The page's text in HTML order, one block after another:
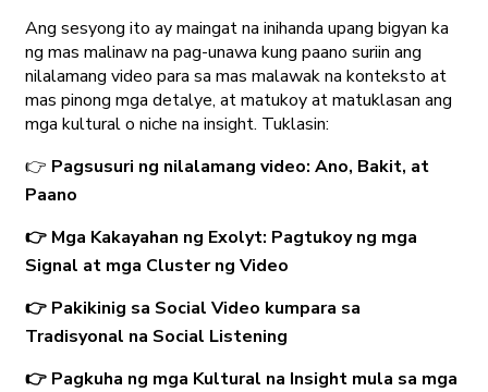
Ang sesyong ito ay maingat na inihanda upang bigyan ka
ng mas malinaw na pag-unawa kung paano suriin ang
nilalamang video para sa mas malawak na konteksto at
mas pinong mga detalye, at matukoy at matuklasan ang
mga kultural o niche na insight. Tuklasin:
👉 Pagsusuri ng nilalamang video: Ano, Bakit, at
Paano
👉 Mga Kakayahan ng Exolyt: Pagtukoy ng mga
Signal at mga Cluster ng Video
👉 Pakikinig sa Social Video kumpara sa
Tradisyonal na Social Listening
👉 Pagkuha ng mga Kultural na Insight mula sa mga